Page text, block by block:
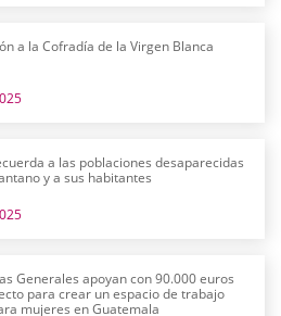
a la Cofradía de la Virgen Blanca
a las poblaciones desaparecidas
y a sus habitantes
Generales apoyan con 90.000 euros
para crear un espacio de trabajo
mujeres en Guatemala